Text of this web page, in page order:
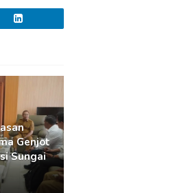
Genjot
Sungai